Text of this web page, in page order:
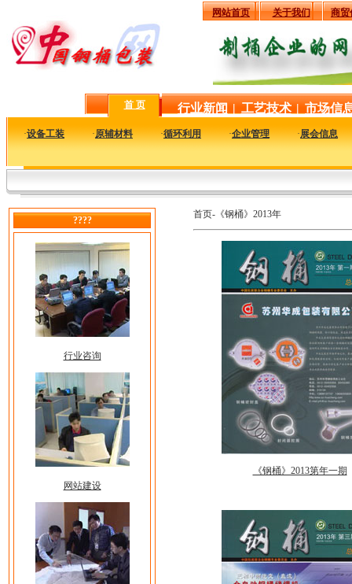
网站首页 关于我们 商贸
首 页 行业新闻 | 工艺技术 | 市场信
·设备工装 ·原辅材料 ·循环利用 ·企业管理 ·展会信息
????
行业咨询
网站建设
首页-《钢桶》2013年
《钢桶》2013第年一期